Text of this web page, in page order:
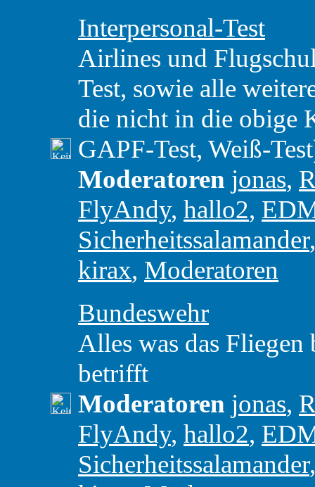
Interpersonal-Test
Airlines und
Test, sowie alle
die nicht in die obige
GAPF-Test, Weiß-
Moderatoren jonas,
FlyAndy, hallo2,
Sicherheitssalamander
kirax, Moderatoren
Bundeswehr
Alles was das Fliegen
betrifft
Moderatoren jonas,
FlyAndy, hallo2,
Sicherheitssalamander